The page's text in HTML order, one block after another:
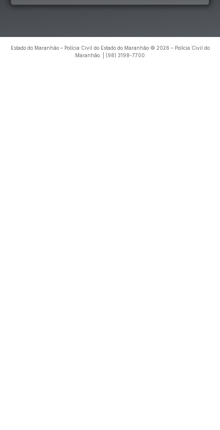
Estado do Maranhão – Polícia Civil do Estado do Maranhão © 2026 – Polícia Civil do
Maranhão. | (98) 3198-7700